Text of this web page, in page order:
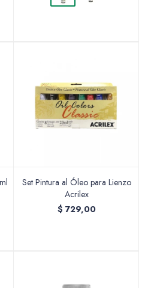
Set Pintura al Óleo para Lienzo
Acrilex
$ 729,00